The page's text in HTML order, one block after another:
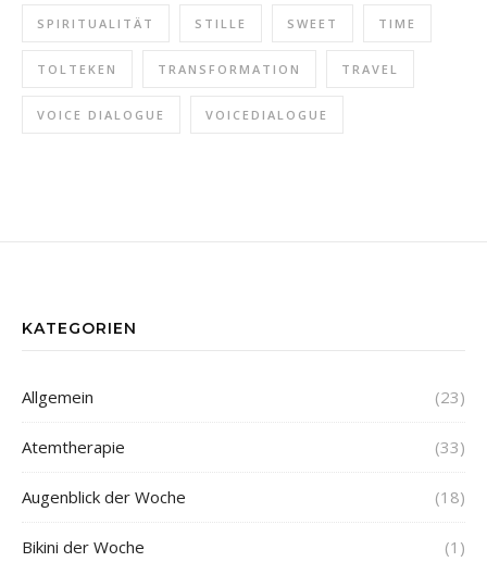
SPIRITUALITÄT STILLE SWEET TIME
TOLTEKEN TRANSFORMATION TRAVEL
VOICE DIALOGUE VOICEDIALOGUE
KATEGORIEN
Allgemein (23)
Atemtherapie (33)
Augenblick der Woche (18)
Bikini der Woche (1)